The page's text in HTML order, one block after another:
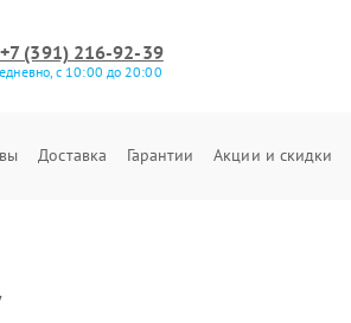
+7 (391) 216-92-39
с 10:00 до 20:00
Доставка Гарантии Акции и скидки